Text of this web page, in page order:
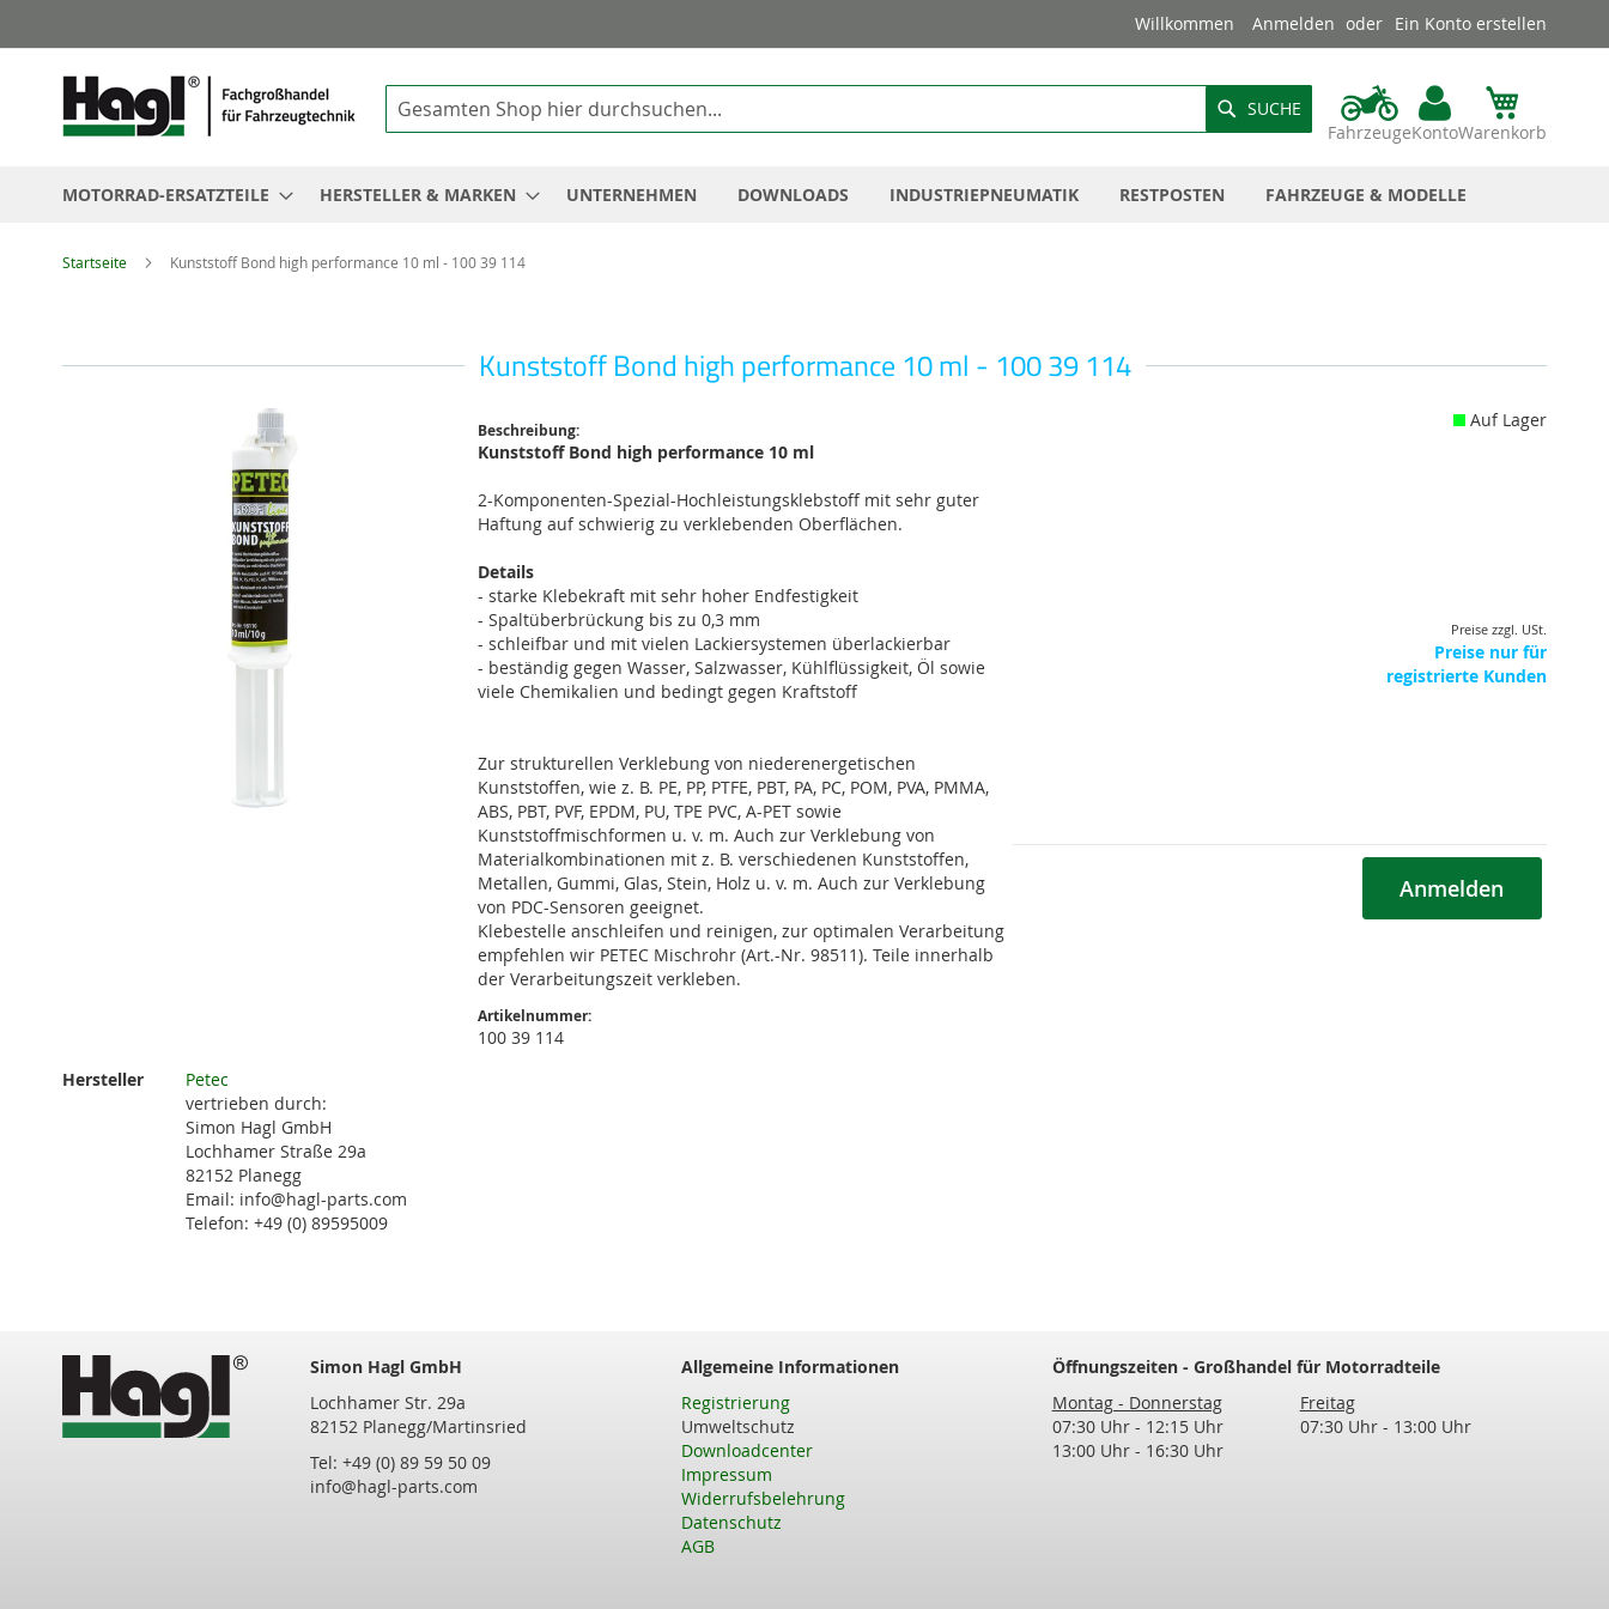
Inhalt
Willkommen Anmelden Ein Konto erstellen
FahrzeugeKontoWarenkorb
SUCHE
MOTORRAD-ERSATZTEILE HERSTELLER & MARKEN UNTERNEHMEN DOWNLOADS INDUSTRIEPNEUMATIK RESTPOSTEN FAHRZEUGE & MODELLE
Startseite Kunststoff Bond high performance 10 ml - 100 39 114
Kunststoff Bond high performance 10 ml - 100 39 114
Beschreibung:
Kunststoff Bond high performance 10 ml
2-Komponenten-Spezial-Hochleistungsklebstoff mit sehr guter
Haftung auf schwierig zu verklebenden Oberflächen.
Details
- starke Klebekraft mit sehr hoher Endfestigkeit
- Spaltüberbrückung bis zu 0,3 mm
- schleifbar und mit vielen Lackiersystemen überlackierbar
- beständig gegen Wasser, Salzwasser, Kühlflüssigkeit, Öl sowie
viele Chemikalien und bedingt gegen Kraftstoff
Zur strukturellen Verklebung von niederenergetischen
Kunststoffen, wie z. B. PE, PP, PTFE, PBT, PA, PC, POM, PVA, PMMA,
ABS, PBT, PVF, EPDM, PU, TPE PVC, A-PET sowie
Kunststoffmischformen u. v. m. Auch zur Verklebung von
Materialkombinationen mit z. B. verschiedenen Kunststoffen,
Metallen, Gummi, Glas, Stein, Holz u. v. m. Auch zur Verklebung
von PDC-Sensoren geeignet.
Klebestelle anschleifen und reinigen, zur optimalen Verarbeitung
empfehlen wir PETEC Mischrohr (Art.-Nr. 98511). Teile innerhalb
der Verarbeitungszeit verkleben.
Artikelnummer:
100 39 114
Auf Lager
Preise zzgl. USt.
Preise nur für
registrierte Kunden
Anmelden
Weitere
Hersteller
Petec
vertrieben durch:
Simon Hagl GmbH
Lochhamer Straße 29a
82152 Planegg
Email: info@hagl-parts.com
Telefon: +49 (0) 89595009
Simon Hagl GmbH
Lochhamer Str. 29a
82152 Planegg/Martinsried
Tel: +49 (0) 89 59 50 09
info@hagl-parts.com
Allgemeine Informationen
Registrierung
Umweltschutz
Downloadcenter
Impressum
Widerrufsbelehrung
Datenschutz
AGB
Öffnungszeiten - Großhandel für Motorradteile
Montag - Donnerstag
Freitag
07:30 Uhr - 12:15 Uhr
13:00 Uhr - 16:30 Uhr
07:30 Uhr - 13:00 Uhr